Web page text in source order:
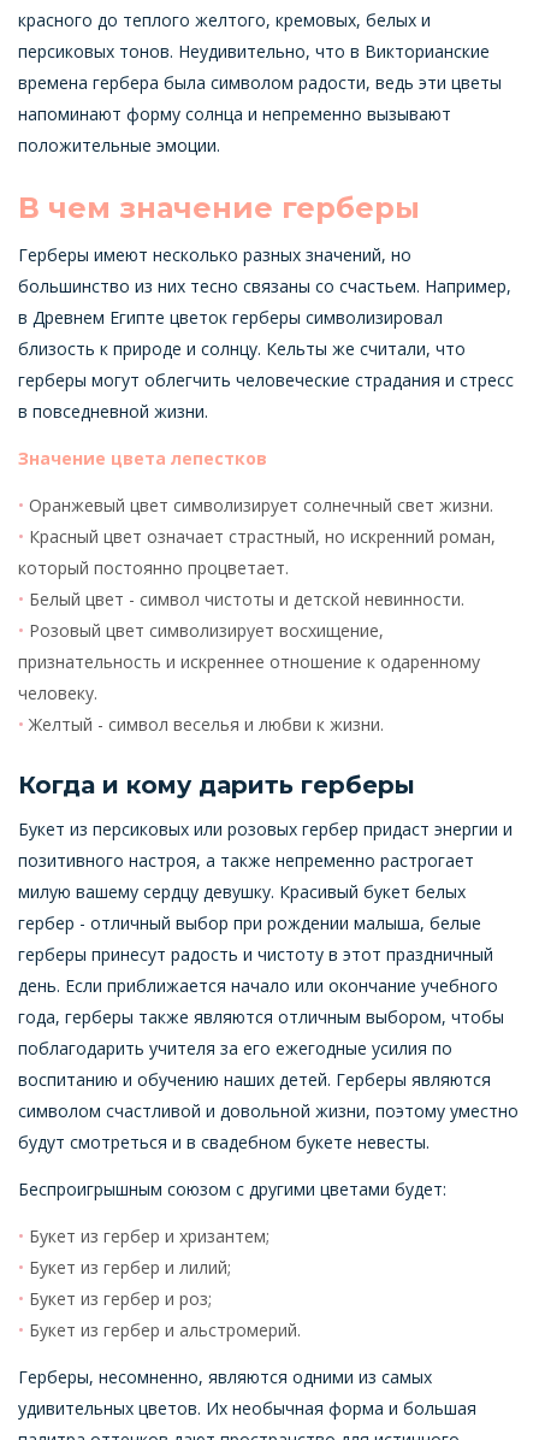
красного до теплого желтого, кремовых, белых и
персиковых тонов. Неудивительно, что в Викторианские
времена гербера была символом радости, ведь эти цветы
напоминают форму солнца и непременно вызывают
положительные эмоции.
В чем значение герберы
Герберы имеют несколько разных значений, но
большинство из них тесно связаны со счастьем. Например,
в Древнем Египте цветок герберы символизировал
близость к природе и солнцу. Кельты же считали, что
герберы могут облегчить человеческие страдания и стресс
в повседневной жизни.
Значение цвета лепестков
Оранжевый цвет символизирует солнечный свет жизни.
Красный цвет означает страстный, но искренний роман,
который постоянно процветает.
Белый цвет - символ чистоты и детской невинности.
Розовый цвет символизирует восхищение,
признательность и искреннее отношение к одаренному
человеку.
Желтый - символ веселья и любви к жизни.
Когда и кому дарить герберы
Букет из персиковых или розовых гербер придаст энергии и
позитивного настроя, а также непременно растрогает
милую вашему сердцу девушку. Красивый букет белых
гербер - отличный выбор при рождении малыша, белые
герберы принесут радость и чистоту в этот праздничный
день. Если приближается начало или окончание учебного
года, герберы также являются отличным выбором, чтобы
поблагодарить учителя за его ежегодные усилия по
воспитанию и обучению наших детей. Герберы являются
символом счастливой и довольной жизни, поэтому уместно
будут смотреться и в свадебном букете невесты.
Беспроигрышным союзом с другими цветами будет:
Букет из гербер и хризантем;
Букет из гербер и лилий;
Букет из гербер и роз;
Букет из гербер и альстромерий.
Герберы, несомненно, являются одними из самых
удивительных цветов. Их необычная форма и большая